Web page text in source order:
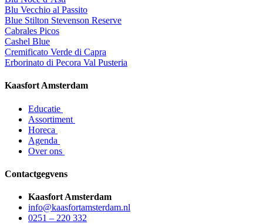
Blu Vecchio al Passito
Blue Stilton Stevenson Reserve
Cabrales Picos
Cashel Blue
Cremificato Verde di Capra
Erborinato di Pecora Val Pusteria
Kaasfort Amsterdam
Educatie
Assortiment
Horeca
Agenda
Over ons
Contactgegvens
Kaasfort Amsterdam
info@kaasfortamsterdam.nl
0251 – 220 332